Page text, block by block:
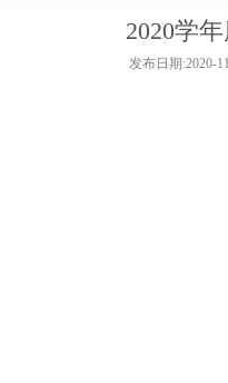
2020学
发布日期:2020-